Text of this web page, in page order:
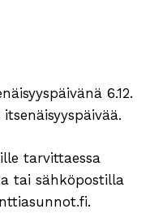
6.12.
tarvittaessa
tai sähköpostilla